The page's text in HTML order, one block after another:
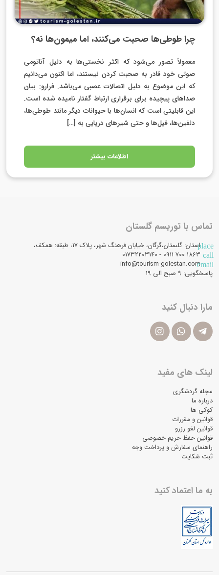
چرا طوطی‌ها صحبت می‌کنند، اما میمون‌ها نه؟
معمولاً تصور می‌شود که اکثر نخستی‌ها به دلیل آناتومی
صوتی خود قادر به صحبت کردن نیستند، اما اکنون می‌دانیم
که این موضوع به دلیل اتصالات عصبی می‌باشد. فرارو: بیان
صدا‌های پیچیده برای برقراری ارتباط گفتار نامیده شده است.
این قابلیتی است که انسان‌ها با حیوانات دیگر مانند طوطی‌ها،
دلفین‌ها، فیل‌ها و حتی شیر‌های دریایی به […]
اطلاعات بیشتر
تماس با توریسم گلستان
placeاستان: گلستان،گرگان، خیابان فرهنگ شهر، پلاک 17، طبقه: همکف،
call
email
info@tourism-golestan.com
پاسخگویی: ۹ صبح الی 19
مارا دنبال کنید
لینک های مفید
مجله گردشگری
درباره ما
کوکی ها
قوانین و مقررات
قوانین لغو رزرو
قوانین حفظ حریم خصوصی
راهنمای سفارش و پرداخت وجه
ثبت شکایت
به ما اعتماد کنید